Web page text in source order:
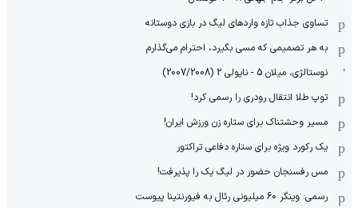
تساوی جذاب تازه واردهای لیگ در بازی دوستانه
به هر تصمیمی که مسی بگیرد، احترام می‌گذارم
نوستالژی، میلان 5 - ناپولی 2 (2007/2008)
توپ طلا انتقال رودری را رسمی کرد!
مسیر وحشتناک برای ستاره زن ورزش ایران!
یک رکورد ویژه برای ستاره دفاعی تراکتور
مس رفسنجان حضور در لیگ یک را پذیرفت!
رسمی: وینگر 60 میلیونی رئال به فیورنتینا پیوست